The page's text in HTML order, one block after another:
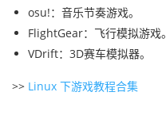
osu!：音乐节奏游戏。
FlightGear：飞行模拟游戏。
VDrift：3D赛车模拟器。
>> Linux 下游戏教程合集